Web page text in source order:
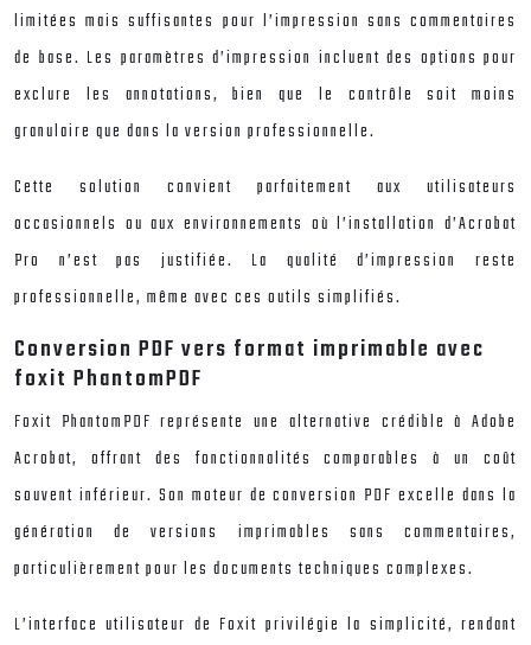
limitées mais suffisantes pour l’impression sans commentaires
de base. Les paramètres d’impression incluent des options pour
exclure les annotations, bien que le contrôle soit moins
granulaire que dans la version professionnelle.
Cette solution convient parfaitement aux utilisateurs
occasionnels ou aux environnements où l’installation d’Acrobat
Pro n’est pas justifiée. La qualité d’impression reste
professionnelle, même avec ces outils simplifiés.
Conversion PDF vers format imprimable avec
foxit PhantomPDF
Foxit PhantomPDF représente une alternative crédible à Adobe
Acrobat, offrant des fonctionnalités comparables à un coût
souvent inférieur. Son moteur de conversion PDF excelle dans la
génération de versions imprimables sans commentaires,
particulièrement pour les documents techniques complexes.
L’interface utilisateur de Foxit privilégie la simplicité, rendant